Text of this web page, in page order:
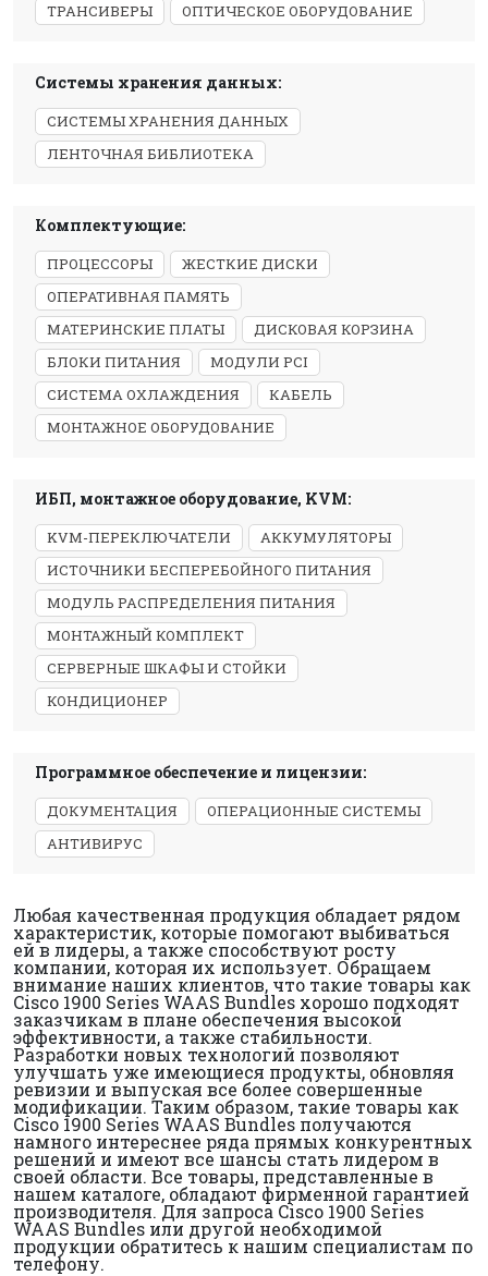
ТРАНСИВЕРЫ
ОПТИЧЕСКОЕ ОБОРУДОВАНИЕ
Системы хранения данных:
СИСТЕМЫ ХРАНЕНИЯ ДАННЫХ
ЛЕНТОЧНАЯ БИБЛИОТЕКА
Комплектующие:
ПРОЦЕССОРЫ
ЖЕСТКИЕ ДИСКИ
ОПЕРАТИВНАЯ ПАМЯТЬ
МАТЕРИНСКИЕ ПЛАТЫ
ДИСКОВАЯ КОРЗИНА
БЛОКИ ПИТАНИЯ
МОДУЛИ PCI
СИСТЕМА ОХЛАЖДЕНИЯ
КАБЕЛЬ
МОНТАЖНОЕ ОБОРУДОВАНИЕ
ИБП, монтажное оборудование, KVM:
KVM-ПЕРЕКЛЮЧАТЕЛИ
АККУМУЛЯТОРЫ
ИСТОЧНИКИ БЕСПЕРЕБОЙНОГО ПИТАНИЯ
МОДУЛЬ РАСПРЕДЕЛЕНИЯ ПИТАНИЯ
МОНТАЖНЫЙ КОМПЛЕКТ
СЕРВЕРНЫЕ ШКАФЫ И СТОЙКИ
КОНДИЦИОНЕР
Программное обеспечение и лицензии:
ДОКУМЕНТАЦИЯ
ОПЕРАЦИОННЫЕ СИСТЕМЫ
АНТИВИРУС
Любая качественная продукция обладает рядом
характеристик, которые помогают выбиваться
ей в лидеры, а также способствуют росту
компании, которая их использует. Обращаем
внимание наших клиентов, что такие товары как
Cisco 1900 Series WAAS Bundles хорошо подходят
заказчикам в плане обеспечения высокой
эффективности, а также стабильности.
Разработки новых технологий позволяют
улучшать уже имеющиеся продукты, обновляя
ревизии и выпуская все более совершенные
модификации. Таким образом, такие товары как
Cisco 1900 Series WAAS Bundles получаются
намного интереснее ряда прямых конкурентных
решений и имеют все шансы стать лидером в
своей области. Все товары, представленные в
нашем каталоге, обладают фирменной гарантией
производителя. Для запроса Cisco 1900 Series
WAAS Bundles или другой необходимой
продукции обратитесь к нашим специалистам по
телефону.